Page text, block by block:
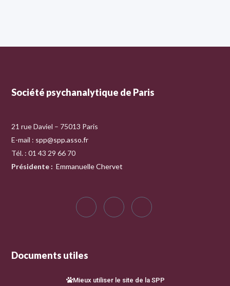
Société psychanalytique de Paris
21 rue Daviel – 75013 Paris
E-mail : spp@spp.asso.fr
Tél. : 01 43 29 66 70
Présidente : Emmanuelle Chervet
Documents utiles
Mieux utiliser le site de la SPP